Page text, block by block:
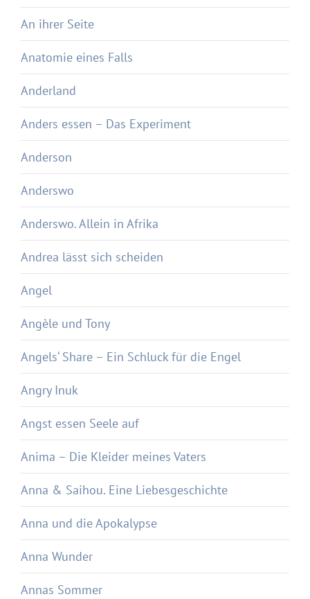
An ihrer Seite
Anatomie eines Falls
Anderland
Anders essen – Das Experiment
Anderson
Anderswo
Anderswo. Allein in Afrika
Andrea lässt sich scheiden
Angel
Angèle und Tony
Angels‘ Share – Ein Schluck für die Engel
Angry Inuk
Angst essen Seele auf
Anima – Die Kleider meines Vaters
Anna & Saihou. Eine Liebesgeschichte
Anna und die Apokalypse
Anna Wunder
Annas Sommer